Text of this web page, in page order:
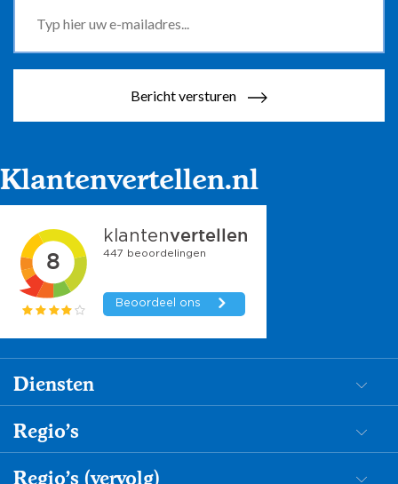
Bericht versturen
Klantenvertellen.nl
Diensten
Dementiezorg
Begeleiding
Persoonlijke verzorging
Regio's
Mantelzorg in de Achterhoek
Regio's (vervolg)